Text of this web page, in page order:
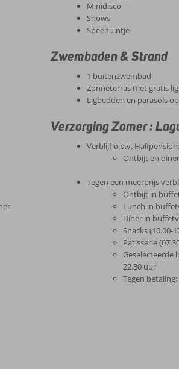
Minidisco
Shows
Speeltuintje
Zwembaden & Strand
1 buitenzwembad
Zonneterras met gratis
Ligbedden en parasols
Verzorging Zomer :
Verblijf o.b.v. Halfpension:
Ontbijt en
Tegen een meerprijs
Ontbijt in
Lunch in
Diner in
Snacks (10.00-
Patisserie
Geselecteerde
22.30 uur
Tegen